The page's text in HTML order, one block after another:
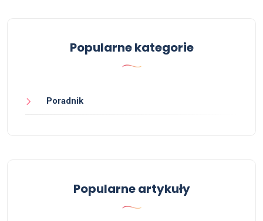
Popularne kategorie
Poradnik
Popularne artykuły